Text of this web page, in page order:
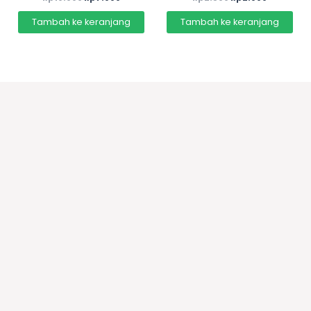
0
dari
Tambah ke keranjang
0
dari
Tambah ke keranjang